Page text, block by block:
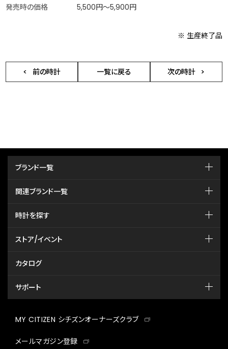
発売時の価格 5,500円〜5,900円
※ 生産終了品
前の時計 一覧に戻る 次の時計
ブランド一覧
関連ブランド一覧
時計を探す
ストア/イベント
カタログ
サポート
MY CITIZEN シチズンオーナーズクラブ
メールマガジン登録